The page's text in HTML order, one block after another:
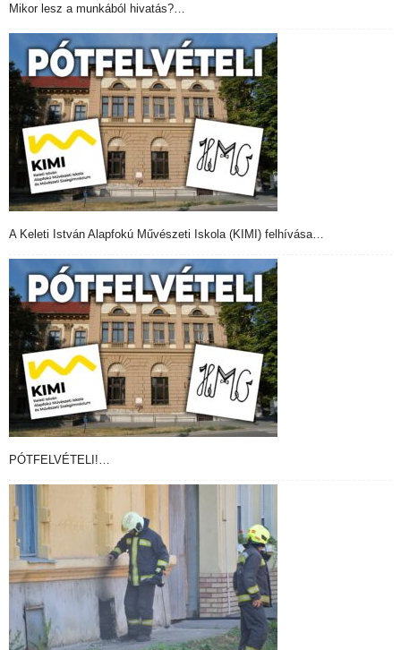
Mikor lesz a munkából hivatás?…
A Keleti István Alapfokú Művészeti Iskola (KIMI) felhívása…
PÓTFELVÉTELI!…